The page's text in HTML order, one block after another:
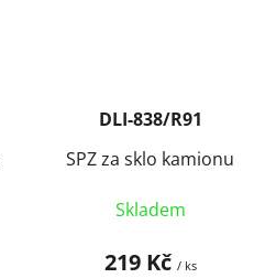
DLI-838/R91
SPZ za sklo kamionu
Skladem
219 Kč / ks